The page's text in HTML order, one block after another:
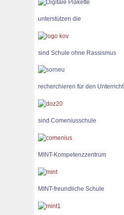
unterstützen die
sind Schule ohne Rassismus
recherchieren für den Unterricht
sind Comeniusschule
MINT-Kompetenzzentrum
MINT-freundliche Schule